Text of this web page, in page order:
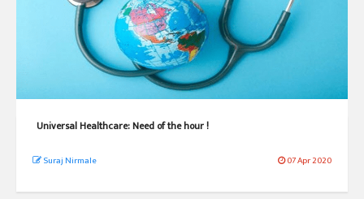
Universal Healthcare: Need of the hour !
Suraj Nirmale 07 Apr 2020